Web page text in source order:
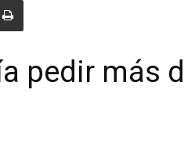
pedir más